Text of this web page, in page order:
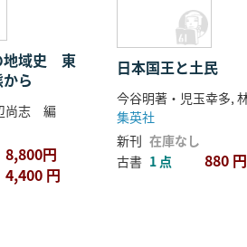
地域史 東
ら
尚志 編
8,800円
4,400 円
日本国王と土民
集英社
新刊 在庫なし
古書 1 点 880 円